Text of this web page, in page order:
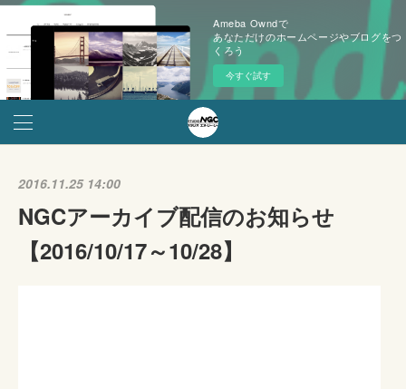
Ameba Owndで
あなただけのホームページやブログをつ
くろう
今すぐ試す
2016.11.25 14:00
NGCアーカイブ配信のお知らせ
【2016/10/17～10/28】